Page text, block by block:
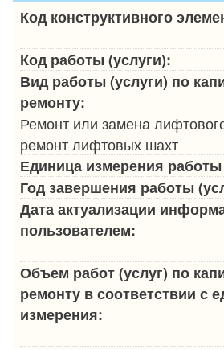
Код конструктивного
Код работы (услуги):
Вид работы (услуги) по
ремонту:
Ремонт или замена
ремонт лифтовых шахт
Единица измерения работы
Год завершения работы
Дата актуализации
пользователем:
Объем работ (услуг) по
ремонту в соответствии с
измерения: